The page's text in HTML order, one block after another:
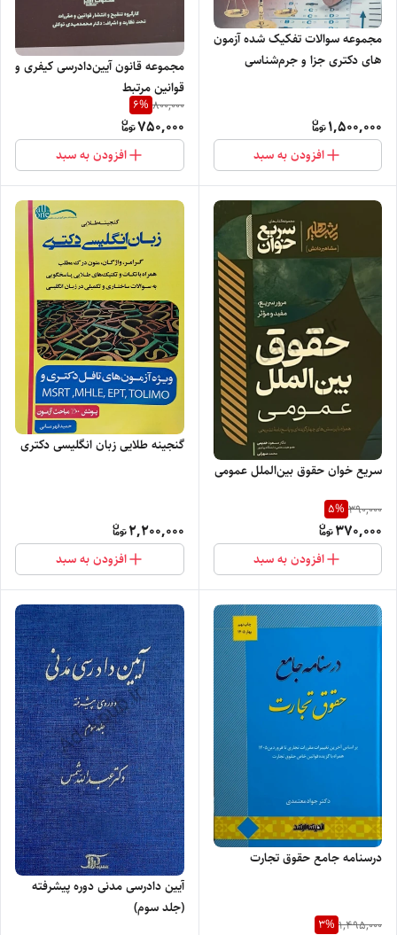
مجموعه سوالات تفکیک شده آزمون
های دکتری جزا و جرم‌شناسی
1,500,000
افزودن به سبد
مجموعه قانون آیین‌دادرسی کیفری و
قوانین مرتبط
800,000
6%
750,000
افزودن به سبد
سریع خوان حقوق بین‌الملل عمومی
390,000
5%
370,000
افزودن به سبد
گنجینه طلایی زبان انگلیسی دکتری
2,200,000
افزودن به سبد
درسنامه جامع حقوق تجارت
1,495,000
3%
آیین دادرسی مدنی دوره پیشرفته
(جلد سوم)